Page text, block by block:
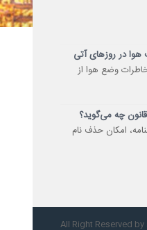
در روزهای آتی
وضع هوا از
چه می‌گوید؟
امکان حذف نام
All Right Reserved by